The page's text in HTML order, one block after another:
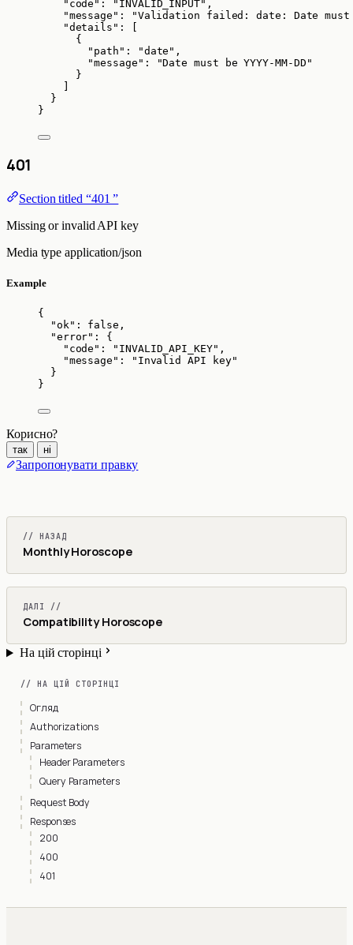
"code" : " INVALID_INPUT" ,
"message" : "Validation failed: date: Date must be
"details" : [
{
"path" : "date " ,
"message" : "Date must be YYYY-MM-DD "
}
]
}
}
401
Section titled “401 ”
Missing or invalid API key
Media type application/json
Example
{
"ok" : false ,
"error" : {
"code" : " INVALID_API_KEY" ,
"message" : " Invalid API key"
}
}
Корисно?
так ні
Запропонувати правку
// НАЗАД
Monthly Horoscope
ДАЛІ //
Compatibility Horoscope
На цій сторінці
// НА ЦІЙ СТОРІНЦІ
Огляд
Authorizations
Parameters
Header Parameters
Query Parameters
Request Body
Responses
200
400
401